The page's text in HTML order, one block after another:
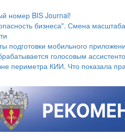
номер BIS Journal!
бизнеса". Смена
подготовки мобильного
голосовым
периметра КИИ. Что показала